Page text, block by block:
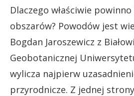
Dlaczego właściwie
obszarów? Powodów jest
Bogdan Jaroszewicz z
Geobotanicznej
wylicza najpierw
przyrodnicze. Z jednej